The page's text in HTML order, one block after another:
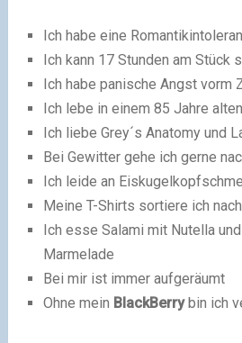
Ich habe eine
Ich kann 17 Stunden am Stück
Ich habe panische Angst vorm
Ich lebe in einem 85 Jahre
Ich liebe Grey´s Anatomy und
Bei Gewitter gehe ich gerne
Ich leide an
Meine T-Shirts sortiere ich
Ich esse Salami mit Nutella
Marmelade
Bei mir ist immer aufgeräumt
Ohne mein BlackBerrybin ich